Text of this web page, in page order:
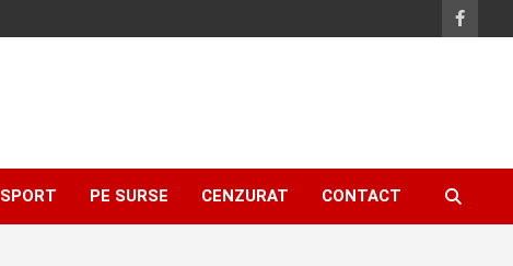
SPORT PE SURSE CENZURAT CONTACT